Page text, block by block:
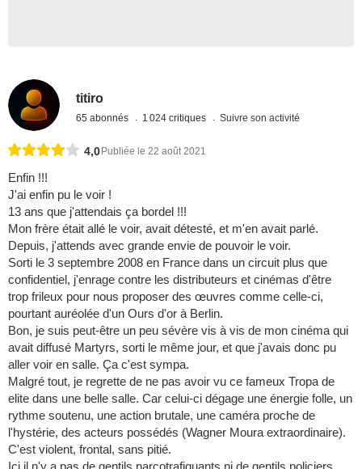
titiro
65 abonnés 1 024 critiques Suivre son activité
4,0 Publiée le 22 août 2021
Enfin !!!
J'ai enfin pu le voir !
13 ans que j'attendais ça bordel !!!
Mon frère était allé le voir, avait détesté, et m'en avait parlé.
Depuis, j'attends avec grande envie de pouvoir le voir.
Sorti le 3 septembre 2008 en France dans un circuit plus que
confidentiel, j'enrage contre les distributeurs et cinémas d'être
trop frileux pour nous proposer des œuvres comme celle-ci,
pourtant auréolée d'un Ours d'or à Berlin.
Bon, je suis peut-être un peu sévère vis à vis de mon cinéma qui
avait diffusé Martyrs, sorti le même jour, et que j'avais donc pu
aller voir en salle. Ça c'est sympa.
Malgré tout, je regrette de ne pas avoir vu ce fameux Tropa de
elite dans une belle salle. Car celui-ci dégage une énergie folle, un
rythme soutenu, une action brutale, une caméra proche de
l'hystérie, des acteurs possédés (Wagner Moura extraordinaire).
C'est violent, frontal, sans pitié.